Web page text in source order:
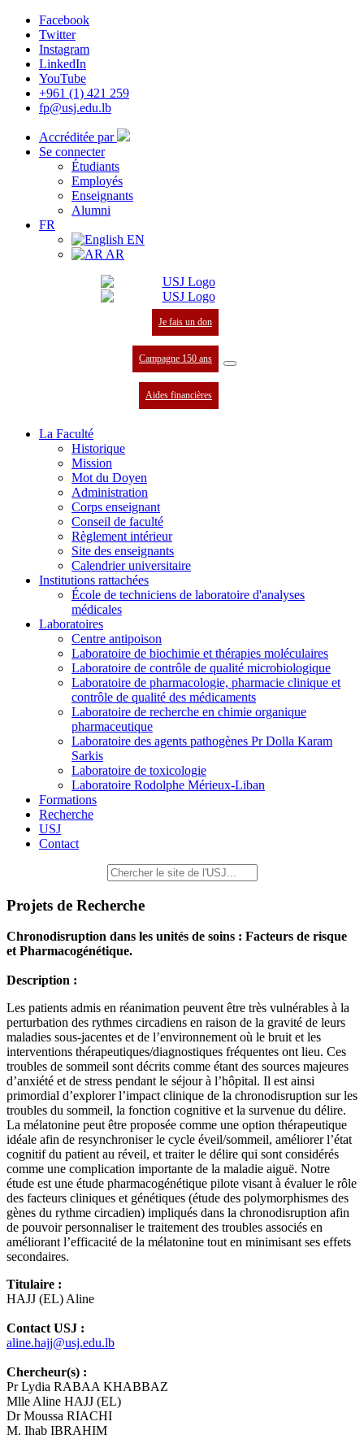
Facebook
Twitter
Instagram
LinkedIn
YouTube
+961 (1) 421 259
fp@usj.edu.lb
Accréditée par
Se connecter
Étudiants
Employés
Enseignants
Alumni
FR
EN
AR
Je fais un don
Campagne 150 ans
Aides financières
La Faculté
Historique
Mission
Mot du Doyen
Administration
Corps enseignant
Conseil de faculté
Règlement intérieur
Site des enseignants
Calendrier universitaire
Institutions rattachées
École de techniciens de laboratoire d'analyses
médicales
Laboratoires
Centre antipoison
Laboratoire de biochimie et thérapies moléculaires
Laboratoire de contrôle de qualité microbiologique
Laboratoire de pharmacologie, pharmacie clinique et
contrôle de qualité des médicaments
Laboratoire de recherche en chimie organique
pharmaceutique
Laboratoire des agents pathogènes Pr Dolla Karam
Sarkis
Laboratoire de toxicologie
Laboratoire Rodolphe Mérieux-Liban
Formations
Recherche
USJ
Contact
Projets de Recherche
Chronodisruption dans les unités de soins : Facteurs de risque
et Pharmacogénétique.
Description :
Les patients admis en réanimation peuvent être très vulnérables à la
perturbation des rythmes circadiens en raison de la gravité de leurs
maladies sous-jacentes et de l’environnement où le bruit et les
interventions thérapeutiques/diagnostiques fréquentes ont lieu. Ces
troubles de sommeil sont décrits comme étant des sources majeures
d’anxiété et de stress pendant le séjour à l’hôpital. Il est ainsi
primordial d’explorer l’impact clinique de la chronodisruption sur les
troubles du sommeil, la fonction cognitive et la survenue du délire.
La mélatonine peut être proposée comme une option thérapeutique
idéale afin de resynchroniser le cycle éveil/sommeil, améliorer l’état
cognitif du patient au réveil, et traiter le délire qui sont considérés
comme une complication importante de la maladie aiguë. Notre
étude est une étude pharmacogénétique pilote visant à évaluer le rôle
des facteurs cliniques et génétiques (étude des polymorphismes des
gènes du rythme circadien) impliqués dans la chronodisruption afin
de pouvoir personnaliser le traitement des troubles associés en
améliorant l’efficacité de la mélatonine tout en minimisant ses effets
secondaires.
Titulaire :
HAJJ (EL) Aline
Contact USJ :
aline.hajj@usj.edu.lb
Chercheur(s) :
Pr Lydia RABAA KHABBAZ
Mlle Aline HAJJ (EL)
Dr Moussa RIACHI
M. Ihab IBRAHIM